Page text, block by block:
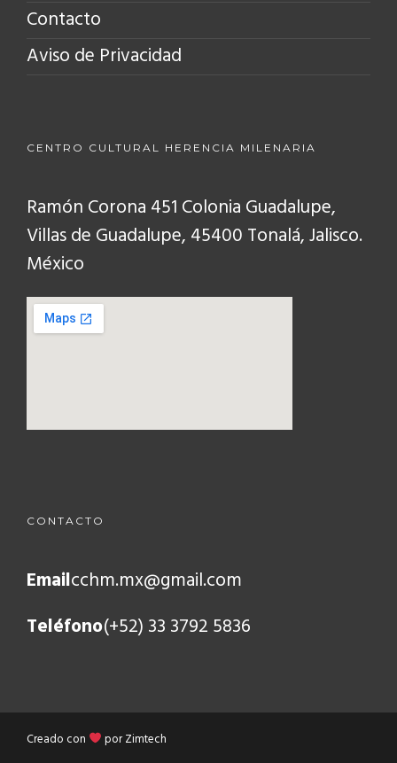
Contacto
Aviso de Privacidad
CENTRO CULTURAL HERENCIA MILENARIA
Ramón Corona 451 Colonia Guadalupe,
Villas de Guadalupe, 45400 Tonalá, Jalisco.
México
CONTACTO
Emailcchm.mx@gmail.com
Teléfono(+52) 33 3792 5836
Creado con por Zimtech